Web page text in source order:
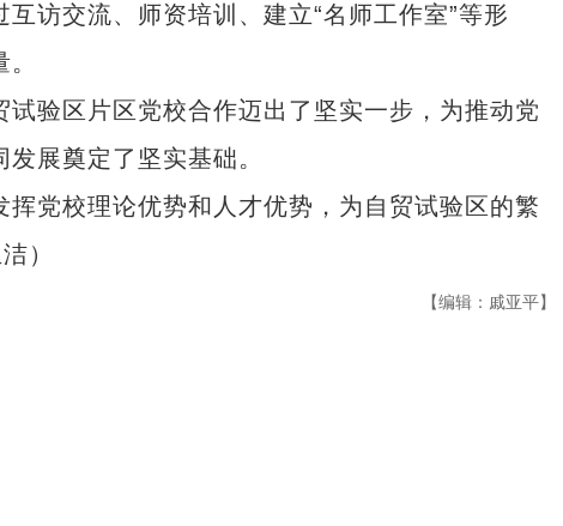
访交流、师资培训、建立“名师工作室”等形
验区片区党校合作迈出了坚实一步，为推动党
展奠定了坚实基础。
党校理论优势和人才优势，为自贸试验区的繁
）
【编辑：戚亚平】